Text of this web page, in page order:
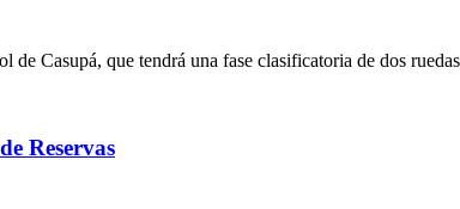
Casupá, que tendrá una fase clasificatoria de dos
Reservas